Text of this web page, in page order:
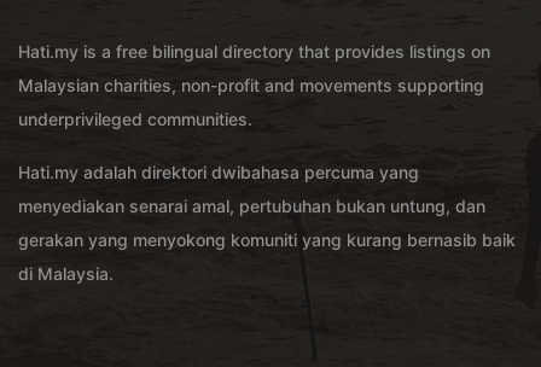
Hati.my is a free bilingual directory that provides listings on
Malaysian charities, non-profit and movements supporting
underprivileged communities.
Hati.my adalah direktori dwibahasa percuma yang
menyediakan senarai amal, pertubuhan bukan untung, dan
gerakan yang menyokong komuniti yang kurang bernasib baik
di Malaysia.